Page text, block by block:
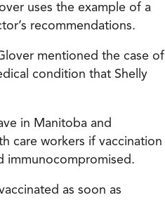
uses the example of a
recommendations.
mentioned the case of
condition that Shelly
in Manitoba and
care workers if vaccination
immunocompromised.
as soon as